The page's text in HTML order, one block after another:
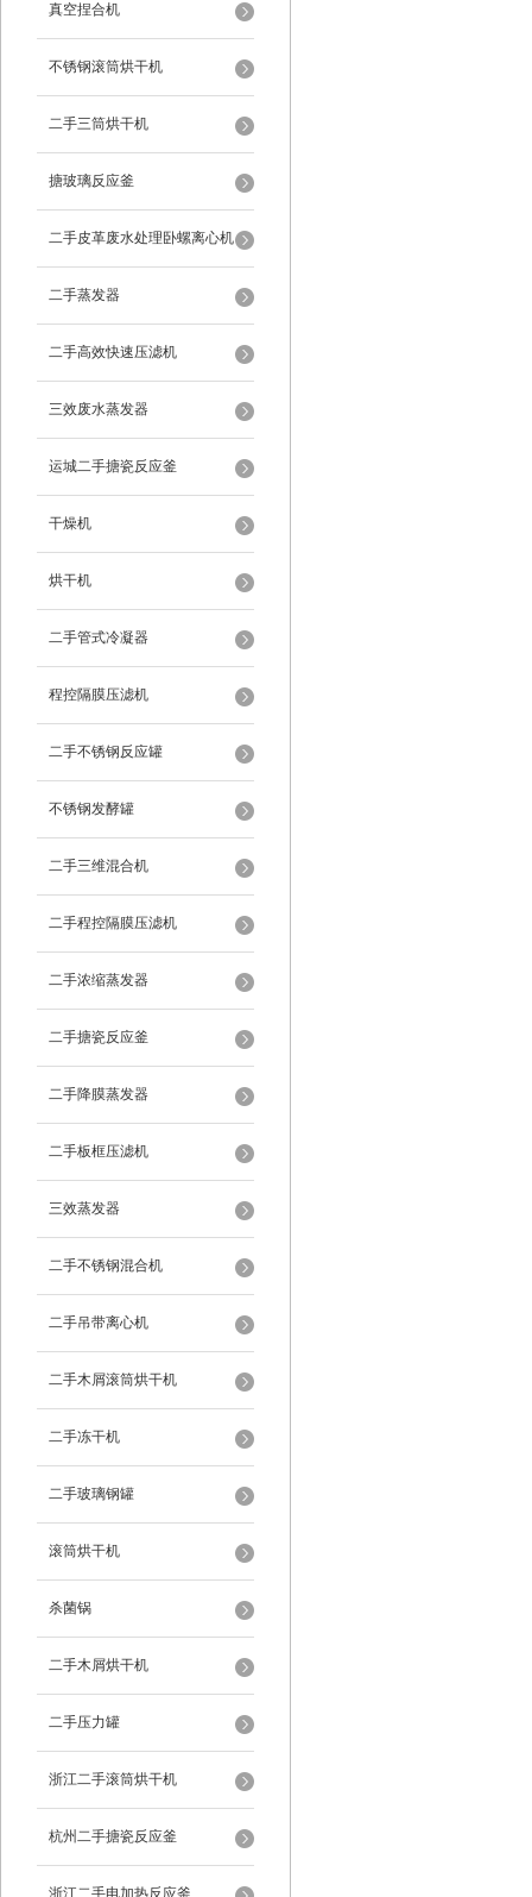
真空捏合机
不锈钢滚筒烘干机
二手三筒烘干机
搪玻璃反应釜
二手皮革废水处理卧螺离心机
二手蒸发器
二手高效快速压滤机
三效废水蒸发器
运城二手搪瓷反应釜
干燥机
烘干机
二手管式冷凝器
程控隔膜压滤机
二手不锈钢反应罐
不锈钢发酵罐
二手三维混合机
二手程控隔膜压滤机
二手浓缩蒸发器
二手搪瓷反应釜
二手降膜蒸发器
二手板框压滤机
三效蒸发器
二手不锈钢混合机
二手吊带离心机
二手木屑滚筒烘干机
二手冻干机
二手玻璃钢罐
滚筒烘干机
杀菌锅
二手木屑烘干机
二手压力罐
浙江二手滚筒烘干机
杭州二手搪瓷反应釜
浙江二手电加热反应釜